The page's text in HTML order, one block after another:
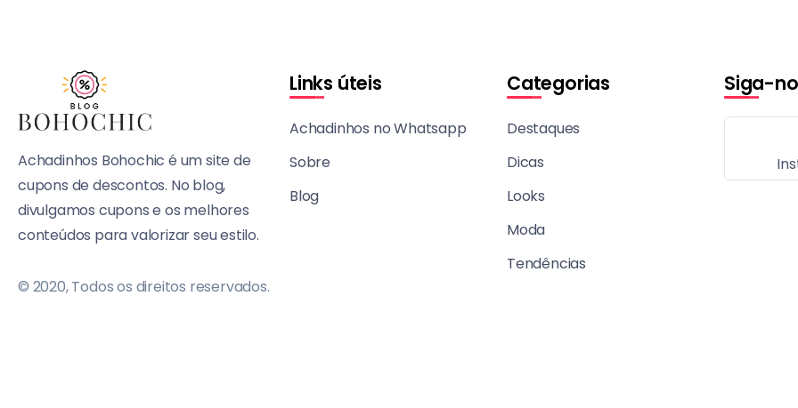
Achadinhos Bohochic é um site de
cupons de descontos. No blog,
divulgamos cupons e os melhores
conteúdos para valorizar seu estilo.
© 2020, Todos os direitos reservados.
Links úteis
Achadinhos no Whatsapp
Sobre
Blog
Categorias
Destaques
Dicas
Looks
Moda
Tendências
Siga-